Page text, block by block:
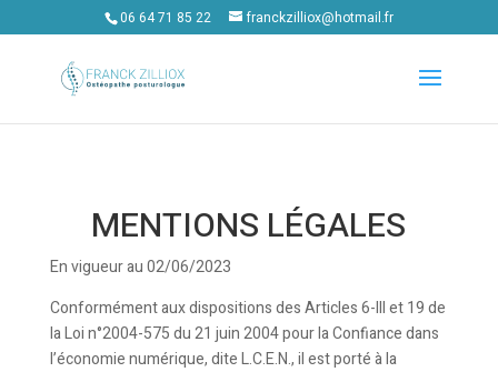
06 64 71 85 22 franckzilliox@hotmail.fr
MENTIONS LÉGALES
En vigueur au 02/06/2023
Conformément aux dispositions des Articles 6-III et 19 de
la Loi n°2004-575 du 21 juin 2004 pour la Confiance dans
l’économie numérique, dite L.C.E.N., il est porté à la